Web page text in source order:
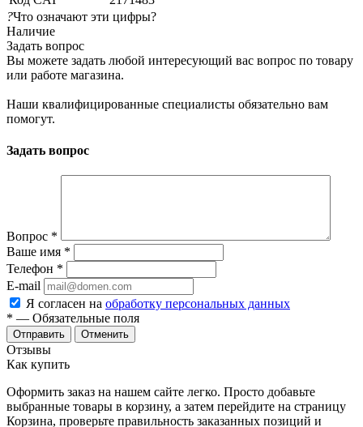
?Что означают эти цифры?
Наличие
Задать вопрос
Вы можете задать любой интересующий вас вопрос по товару
или работе магазина.
Наши квалифицированные специалисты обязательно вам
помогут.
Задать вопрос
Вопрос *
Ваше имя *
Телефон *
E-mail
Я согласен на обработку персональных данных
* — Обязательные поля
Отменить
Отзывы
Как купить
Оформить заказ на нашем сайте легко. Просто добавьте
выбранные товары в корзину, а затем перейдите на страницу
Корзина, проверьте правильность заказанных позиций и